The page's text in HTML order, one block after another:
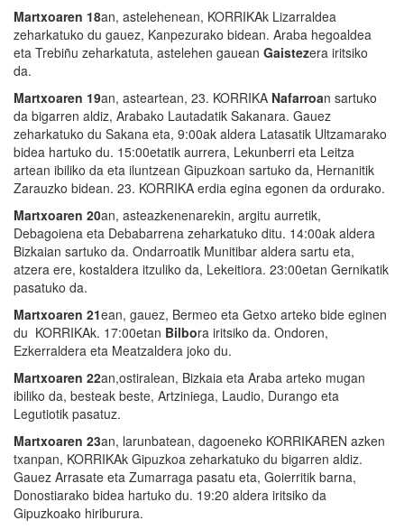
Martxoaren 18an, astelehenean, KORRIKAk Lizarraldea
zeharkatuko du gauez, Kanpezurako bidean. Araba hegoaldea
eta Trebiñu zeharkatuta, astelehen gauean Gaistezera iritsiko
da.
Martxoaren 19an, asteartean, 23. KORRIKA Nafarroan sartuko
da bigarren aldiz, Arabako Lautadatik Sakanara. Gauez
zeharkatuko du Sakana eta, 9:00ak aldera Latasatik Ultzamarako
bidea hartuko du. 15:00etatik aurrera, Lekunberri eta Leitza
artean ibiliko da eta iluntzean Gipuzkoan sartuko da, Hernanitik
Zarauzko bidean. 23. KORRIKA erdia egina egonen da ordurako.
Martxoaren 20an, asteazkenenarekin, argitu aurretik,
Debagoiena eta Debabarrena zeharkatuko ditu. 14:00ak aldera
Bizkaian sartuko da. Ondarroatik Munitibar aldera sartu eta,
atzera ere, kostaldera itzuliko da, Lekeitiora. 23:00etan Gernikatik
pasatuko da.
Martxoaren 21ean, gauez, Bermeo eta Getxo arteko bide eginen
du KORRIKAk. 17:00etan Bilbora iritsiko da. Ondoren,
Ezkerraldera eta Meatzaldera joko du.
Martxoaren 22an,ostiralean, Bizkaia eta Araba arteko mugan
ibiliko da, besteak beste, Artziniega, Laudio, Durango eta
Legutiotik pasatuz.
Martxoaren 23an, larunbatean, dagoeneko KORRIKAREN azken
txanpan, KORRIKAk Gipuzkoa zeharkatuko du bigarren aldiz.
Gauez Arrasate eta Zumarraga pasatu eta, Goierritik barna,
Donostiarako bidea hartuko du. 19:20 aldera iritsiko da
Gipuzkoako hiriburura.